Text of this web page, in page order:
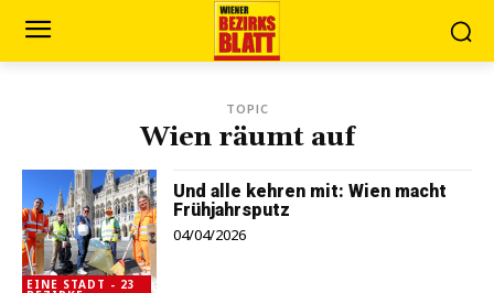
TOPIC
Wien räumt auf
EINE STADT - 23
Und alle kehren mit: Wien macht
Frühjahrsputz
04/04/2026